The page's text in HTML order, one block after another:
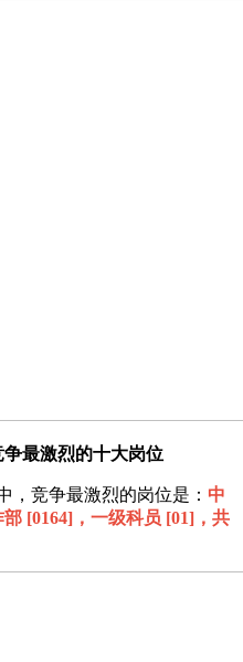
最激烈的十大岗位
竞争最激烈的岗位是： 中
[0164]，一级科员 [01]，共